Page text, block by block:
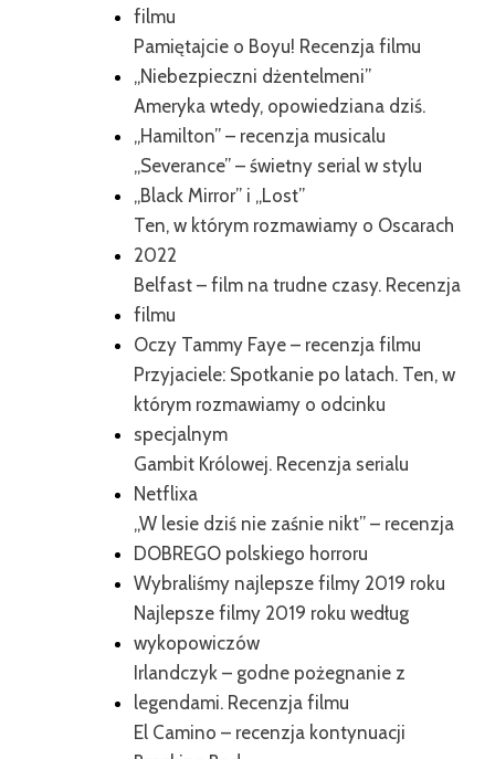
filmu
Pamiętajcie o Boyu! Recenzja filmu
„Niebezpieczni dżentelmeni”
Ameryka wtedy, opowiedziana dziś.
„Hamilton” – recenzja musicalu
„Severance” – świetny serial w stylu
„Black Mirror” i „Lost”
Ten, w którym rozmawiamy o Oscarach
2022
Belfast – film na trudne czasy. Recenzja
filmu
Oczy Tammy Faye – recenzja filmu
Przyjaciele: Spotkanie po latach. Ten, w
którym rozmawiamy o odcinku
specjalnym
Gambit Królowej. Recenzja serialu
Netflixa
„W lesie dziś nie zaśnie nikt” – recenzja
DOBREGO polskiego horroru
Wybraliśmy najlepsze filmy 2019 roku
Najlepsze filmy 2019 roku według
wykopowiczów
Irlandczyk – godne pożegnanie z
legendami. Recenzja filmu
El Camino – recenzja kontynuacji